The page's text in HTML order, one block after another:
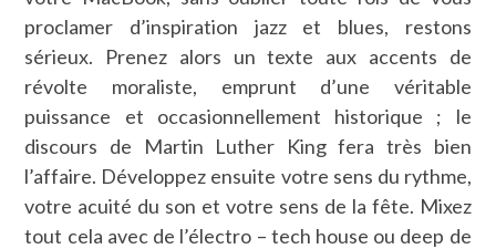
proclamer d’inspiration jazz et blues, restons
sérieux. Prenez alors un texte aux accents de
révolte moraliste, emprunt d’une véritable
puissance et occasionnellement historique ; le
discours de Martin Luther King fera très bien
l’affaire. Développez ensuite votre sens du rythme,
votre acuité du son et votre sens de la fête. Mixez
tout cela avec de l’électro – tech house ou deep de